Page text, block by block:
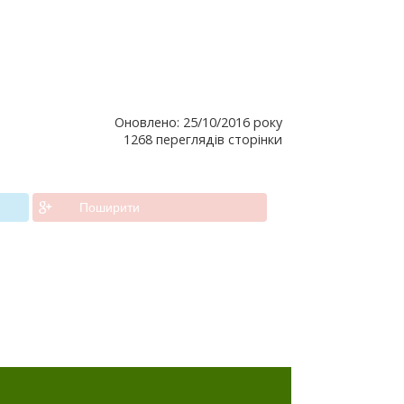
Оновлено: 25/10/2016 року
1268 переглядів сторінки
Поширити